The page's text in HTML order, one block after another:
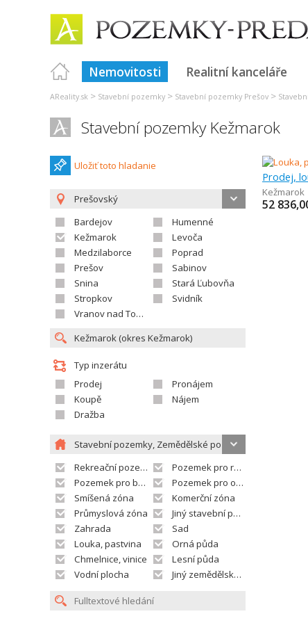
Nemovitosti Realitní kanceláře
AReality.sk > Stavební pozemky > Stavební pozemky Prešov >
Stavební pozemky Kežmarok
Uložiť toto hladanie
Prešovský
Bardejov
Humenné
Kežmarok
Levoča
Medzilaborce
Poprad
Prešov
Sabinov
Snina
Stará Ľubovňa
Stropkov
Svidník
Vranov nad Topľou
Typ inzerátu
Prodej
Pronájem
Koupě
Nájem
Dražba
Stavební pozemky, Zemědělské pozemky
Rekreační pozemek
Pozemek pro rodinné domy
Pozemek pro bytovou výstavbu
Pozemek pro občanskou vybavenost
Smíšená zóna
Komerční zóna
Průmyslová zóna
Jiný stavební pozemek
Zahrada
Sad
Louka, pastvina
Orná půda
Chmelnice, vinice
Lesní půda
Vodní plocha
Jiný zemědělský pozemek
Prodej,
Kežmarok
52